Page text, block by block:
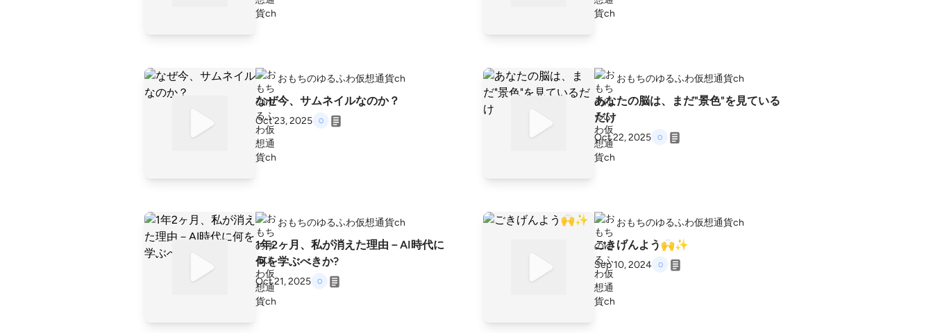
おもちのゆるふわ仮想通貨ch
なぜ今、サムネイルなのか？
Oct 23, 2025
おもちのゆるふわ仮想通貨ch
あなたの脳は、まだ"景色"を見ている
だけ
Oct 22, 2025
おもちのゆるふわ仮想通貨ch
1年2ヶ月、私が消えた理由－AI時代に
何を学ぶべきか?
Oct 21, 2025
おもちのゆるふわ仮想通貨ch
ごきげんよう🙌✨️
Sep 10, 2024